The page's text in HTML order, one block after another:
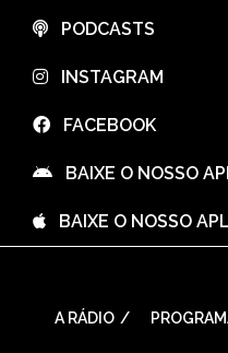
⠀PODCASTS
⠀INSTAGRAM
⠀FACEBOOK
⠀BAIXE O NOSSO
⠀BAIXE O NOSSO
A RÁDIO